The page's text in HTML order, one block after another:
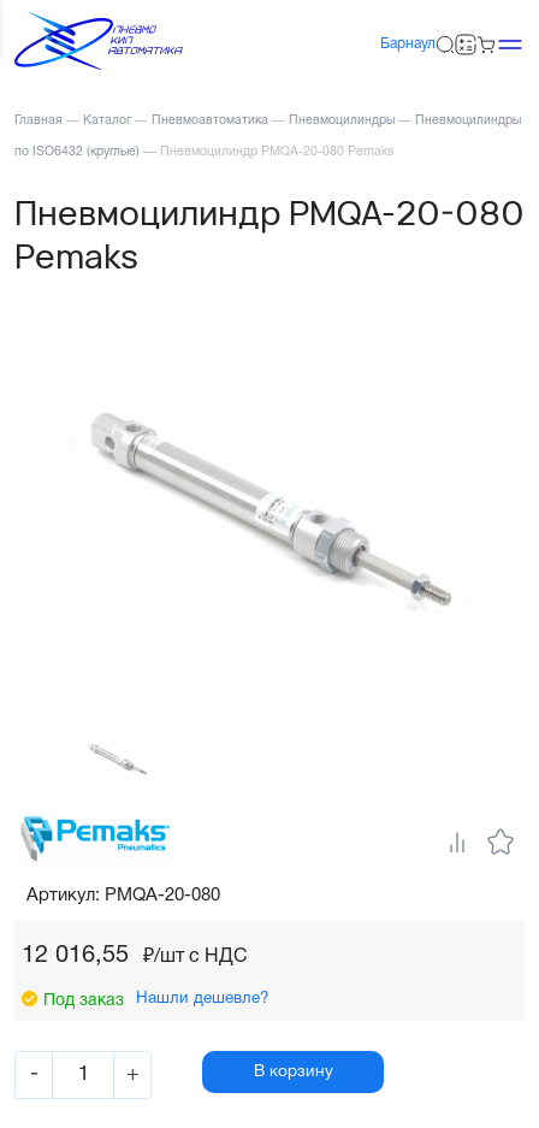
Барнаул
Главная — Каталог — Пневмоавтоматика — Пневмоцилиндры — Пневмоцилиндры
по ISO6432 (круглые) — Пневмоцилиндр PMQA-20-080 Pemaks
Пневмоцилиндр PMQA-20-080
Pemaks
12 016,55 ₽/шт c НДС
Под заказ Нашли дешевле?
- + В корзину
Артикул: PMQA-20-080